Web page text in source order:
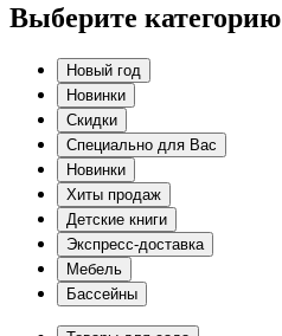
Выберите категорию
Новый год
Новинки
Скидки
Специально для Вас
Новинки
Хиты продаж
Детские книги
Экспресс-доставка
Мебель
Бассейны